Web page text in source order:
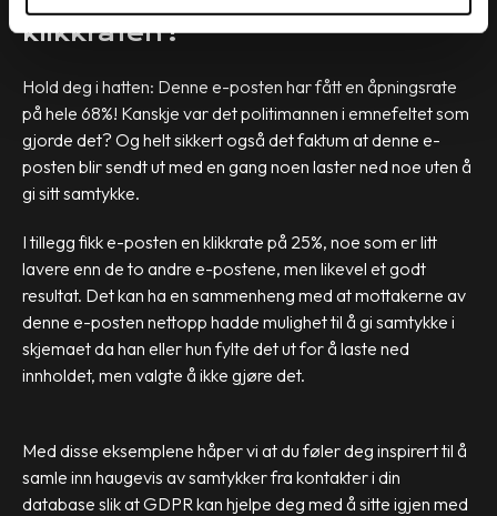
Hva med åpnings- og
klikkraten?
Hold deg i hatten: Denne e-posten har fått en åpningsrate
på hele 68%! Kanskje var det politimannen i emnefeltet som
gjorde det? Og helt sikkert også det faktum at denne e-
posten blir sendt ut med en gang noen laster ned noe uten å
gi sitt samtykke.
I tillegg fikk e-posten en klikkrate på 25%, noe som er litt
lavere enn de to andre e-postene, men likevel et godt
resultat. Det kan ha en sammenheng med at mottakerne av
denne e-posten nettopp hadde mulighet til å gi samtykke i
skjemaet da han eller hun fylte det ut for å laste ned
innholdet, men valgte å ikke gjøre det.
Med disse eksemplene håper vi at du føler deg inspirert til å
samle inn haugevis av samtykker fra kontakter i din
database slik at GDPR kan hjelpe deg med å sitte igjen med